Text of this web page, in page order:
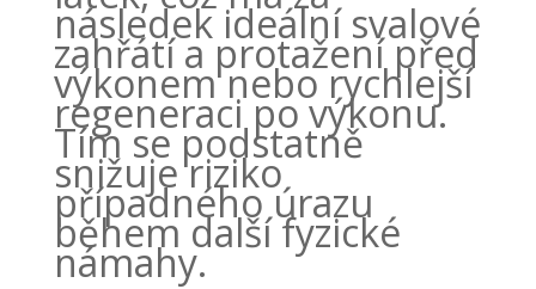
následek ideální svalové
zahřátí a protažení před
výkonem nebo rychlejší
regeneraci po výkonu.
Tím se podstatně
snižuje riziko
případného úrazu
během další fyzické
námahy.